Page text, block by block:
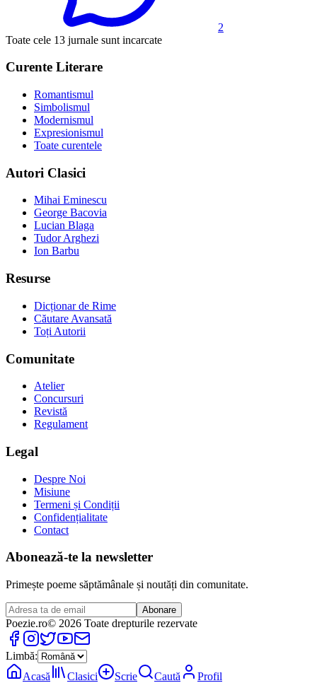
2
Toate cele 13 jurnale sunt incarcate
Curente Literare
Romantismul
Simbolismul
Modernismul
Expresionismul
Toate curentele
Autori Clasici
Mihai Eminescu
George Bacovia
Lucian Blaga
Tudor Arghezi
Ion Barbu
Resurse
Dicționar de Rime
Căutare Avansată
Toți Autorii
Comunitate
Atelier
Concursuri
Revistă
Regulament
Legal
Despre Noi
Misiune
Termeni și Condiții
Confidențialitate
Contact
Abonează-te la newsletter
Primește poeme săptămânale și noutăți din comunitate.
Abonare
Poezie.ro© 2026 Toate drepturile rezervate
Limbă:
Acasă
Clasici Scrie Caută Profil